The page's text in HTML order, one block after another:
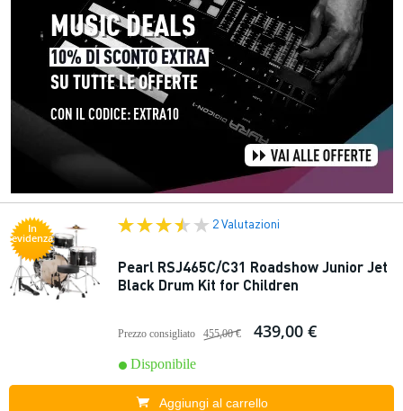
In
evidenza
2 Valutazioni
Pearl RSJ465C/C31 Roadshow Junior Jet
Black Drum Kit for Children
Prezzo consigliato 455,00 € 439,00 €
Disponibile
Aggiungi al carrello